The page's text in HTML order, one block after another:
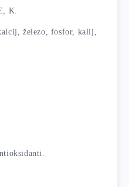
K.
železo, fosfor, kalij,